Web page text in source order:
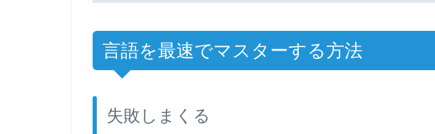
言語を最速でマスターする方法
失敗しまくる